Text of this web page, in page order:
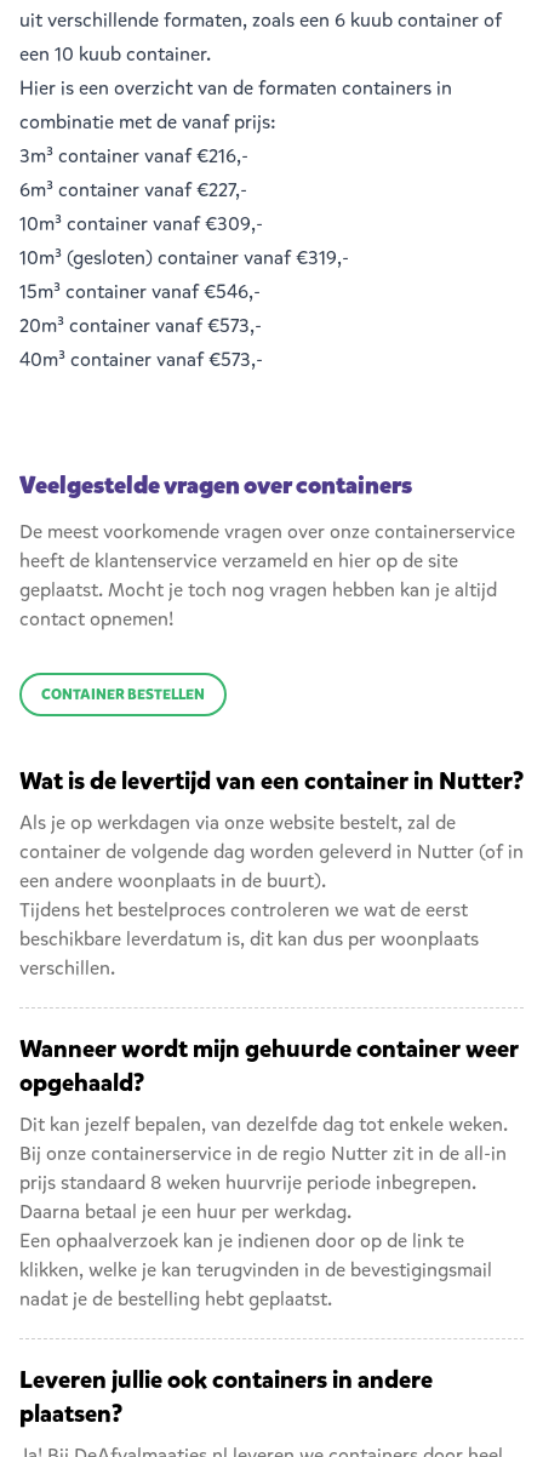
uit verschillende formaten, zoals een 6 kuub containerof
een 10 kuub container.
Hier is een overzicht van de formaten containers in
combinatie met de vanaf prijs:
3m³ containervanaf €216,-
6m³ containervanaf €227,-
10m³ containervanaf €309,-
10m³ (gesloten) containervanaf €319,-
15m³ containervanaf €546,-
20m³ containervanaf €573,-
40m³ containervanaf €573,-
Veelgestelde vragen over containers
De meest voorkomende vragen over onze containerservice
heeft de klantenservice verzameld en hier op de site
geplaatst. Mocht je toch nog vragen hebben kan je altijd
contact opnemen!
CONTAINER BESTELLEN
Wat is de levertijd van een container in Nutter?
Als je op werkdagen via onze website bestelt, zal de
container de volgende dag worden geleverd in Nutter (of in
een andere woonplaats in de buurt).
Tijdens het bestelproces controleren we wat de eerst
beschikbare leverdatum is, dit kan dus per woonplaats
verschillen.
Wanneer wordt mijn gehuurde container weer
opgehaald?
Dit kan jezelf bepalen, van dezelfde dag tot enkele weken.
Bij onze containerservice in de regio Nutter zit in de all-in
prijs standaard 8 weken huurvrije periode inbegrepen.
Daarna betaal je een huur per werkdag.
Een ophaalverzoek kan je indienen door op de link te
klikken, welke je kan terugvinden in de bevestigingsmail
nadat je de bestelling hebt geplaatst.
Leveren jullie ook containers in andere
plaatsen?